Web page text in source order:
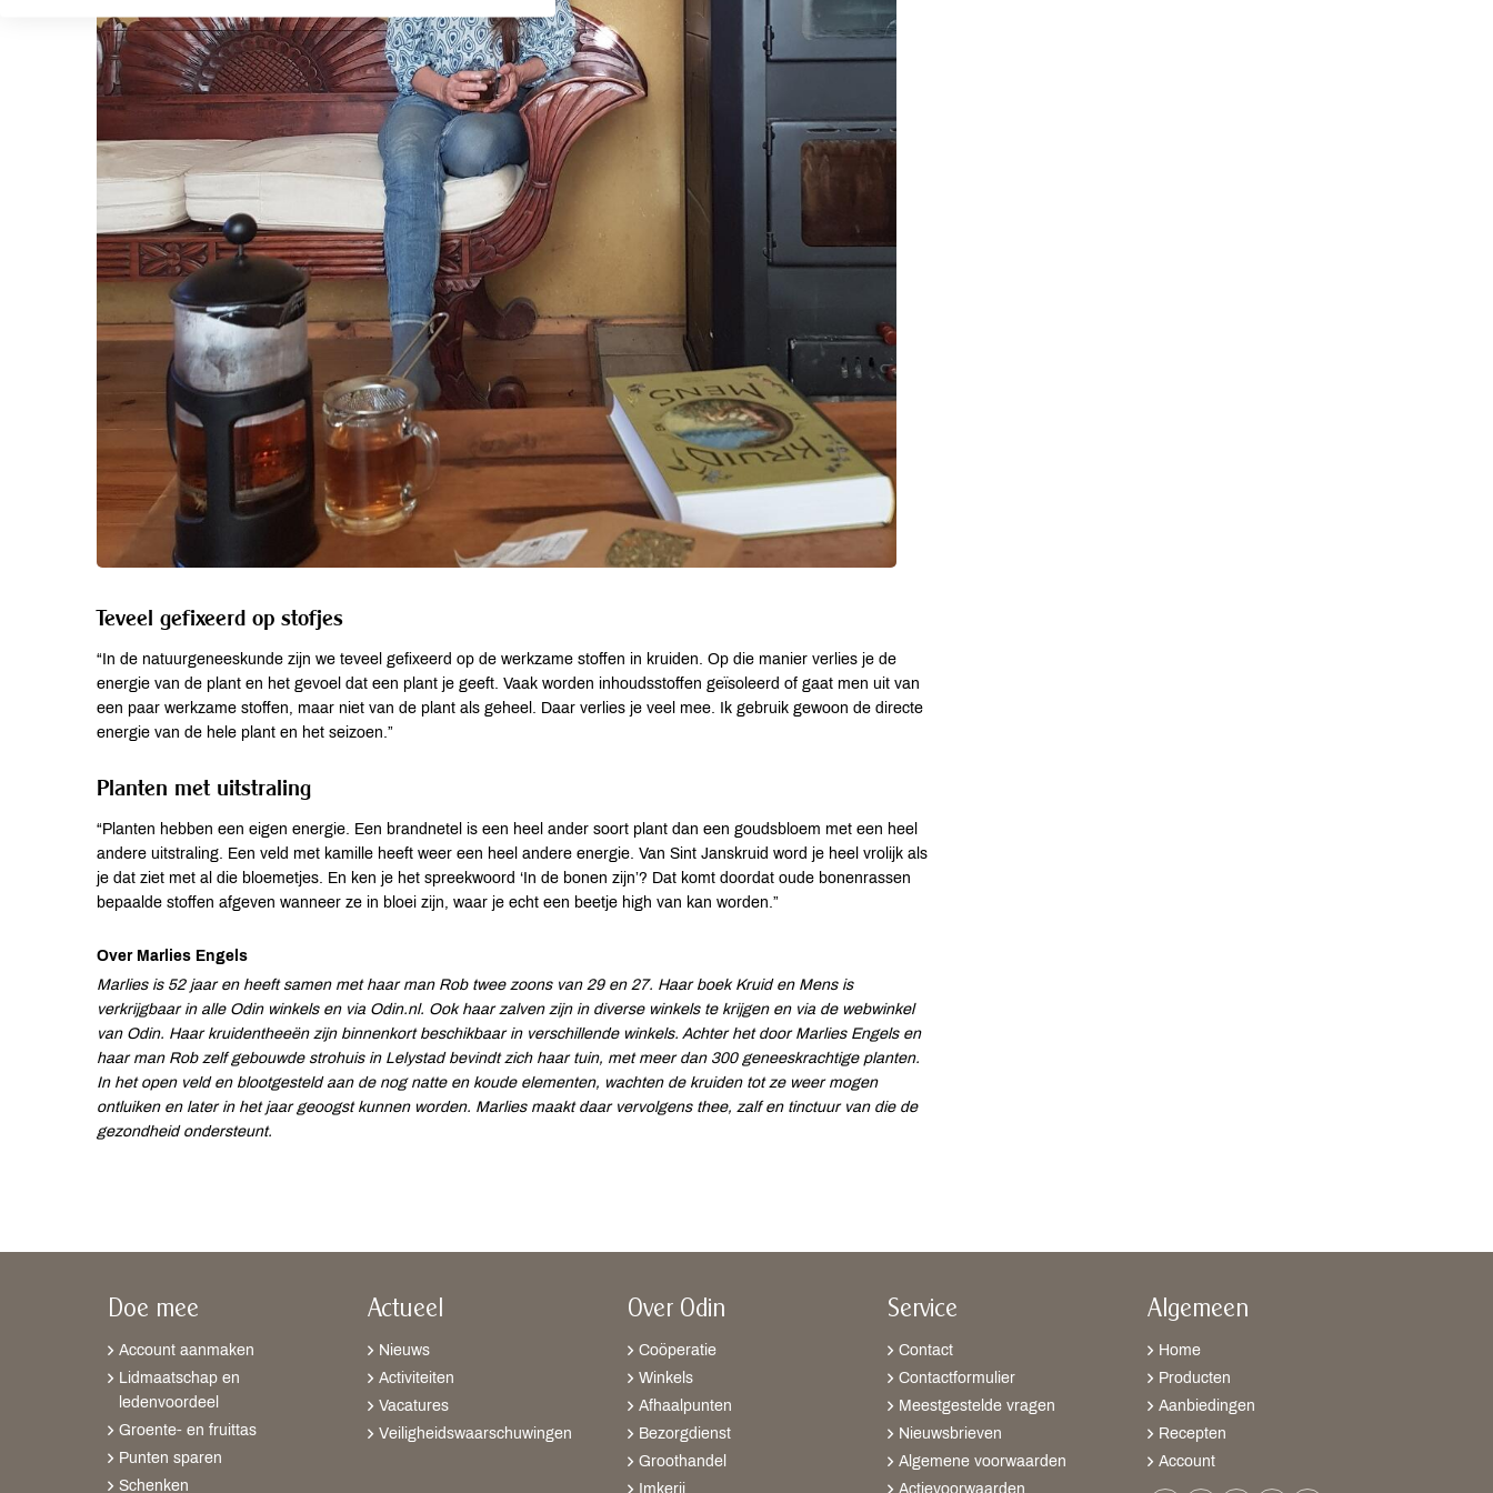
Teveel gefixeerd op stofjes
“In de natuurgeneeskunde zijn we teveel gefixeerd op de werkzame stoffen in kruiden. Op die manier verlies je de
energie van de plant en het gevoel dat een plant je geeft. Vaak worden inhoudsstoffen geïsoleerd of gaat men uit van
een paar werkzame stoffen, maar niet van de plant als geheel. Daar verlies je veel mee. Ik gebruik gewoon de directe
energie van de hele plant en het seizoen.”
Planten met uitstraling
“Planten hebben een eigen energie. Een brandnetel is een heel ander soort plant dan een goudsbloem met een heel
andere uitstraling. Een veld met kamille heeft weer een heel andere energie. Van Sint Janskruid word je heel vrolijk als
je dat ziet met al die bloemetjes. En ken je het spreekwoord ‘In de bonen zijn’? Dat komt doordat oude bonenrassen
bepaalde stoffen afgeven wanneer ze in bloei zijn, waar je echt een beetje high van kan worden.”
Over Marlies Engels
Marlies is 52 jaar en heeft samen met haar man Rob twee zoons van 29 en 27. Haar boek Kruid en Mens is
verkrijgbaar in alle Odin winkels en via Odin.nl. Ook haar zalven zijn in diverse winkels te krijgen en via de webwinkel
van Odin. Haar kruidentheeën zijn binnenkort beschikbaar in verschillende winkels. Achter het door Marlies Engels en
haar man Rob zelf gebouwde strohuis in Lelystad bevindt zich haar tuin, met meer dan 300 geneeskrachtige planten.
In het open veld en blootgesteld aan de nog natte en koude elementen, wachten de kruiden tot ze weer mogen
ontluiken en later in het jaar geoogst kunnen worden. Marlies maakt daar vervolgens thee, zalf en tinctuur van die de
gezondheid ondersteunt.
Doe mee
Account aanmaken
Lidmaatschap en
ledenvoordeel
Groente- en fruittas
Punten sparen
Schenken
Actueel
Nieuws
Activiteiten
Vacatures
Veiligheidswaarschuwingen
Over Odin
Coöperatie
Winkels
Afhaalpunten
Bezorgdienst
Groothandel
Imkerij
Service
Contact
Contactformulier
Meestgestelde vragen
Nieuwsbrieven
Algemene voorwaarden
Actievoorwaarden
Algemeen
Home
Producten
Aanbiedingen
Recepten
Account